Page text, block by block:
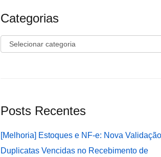
Categorias
Categorias
Posts Recentes
[Melhoria] Estoques e NF-e: Nova
Duplicatas Vencidas no Recebimento de